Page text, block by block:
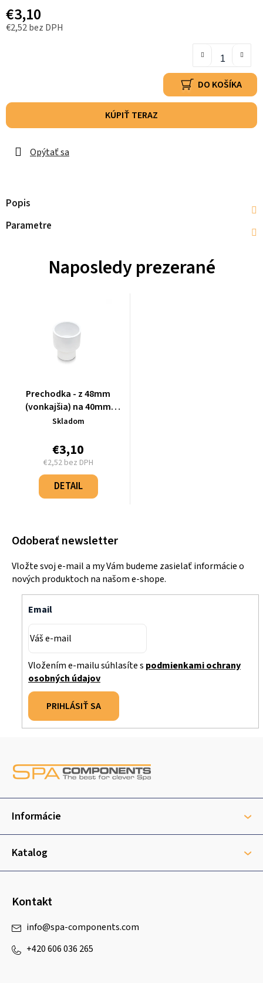
€3,10
€2,52 bez DPH
DO KOŠÍKA
KÚPIŤ TERAZ
Opýtať sa
Popis
Parametre
Naposledy prezerané
Prechodka - z 48mm
(vonkajšia) na 40mm
(vonkajšia) - RED4040
Skladom
€3,10
€2,52 bez DPH
Jednotková
cena:
DETAIL
Odoberať newsletter
Vložte svoj e-mail a my Vám budeme zasielať informácie o
nových produktoch na našom e-shope.
Email
Vložením e-mailu súhlasíte s podmienkami ochrany
osobných údajov
PRIHLÁSIŤ SA
ä
i
Informácie
Katalog
Kontakt
info@spa-components.com
+420 606 036 265